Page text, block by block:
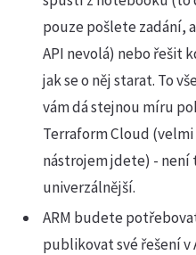
pouze pošlete zadání,
API nevolá) nebo řešit
jak se o něj starat. To
vám dá stejnou míru
Terraform Cloud
nástrojem jdete) - není
univerzálnější.
ARM budete
publikovat své řešení